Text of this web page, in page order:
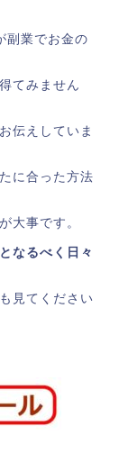
副業でお金の
てみません
伝えしていま
に合った方法
大事です。
なるべく日々
見てください